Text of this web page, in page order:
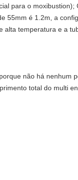
para o moxibustion);
55mm é 1.2m, a
alta temperatura e a
não há nenhum
total do multi